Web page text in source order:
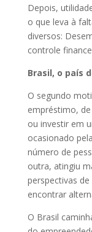
Depois,
o que leva à
diversos:
controle
Brasil, o país
O segundo
empréstimo,
ou investir em
ocasionado
número de
outra, atingiu
perspectivas
encontrar
O Brasil